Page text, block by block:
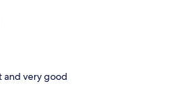
and very good